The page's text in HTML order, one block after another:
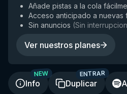
Añade pistas a la cola
Acceso anticipado a nuevas
Sin anuncios (Sin
Ver nuestros planes
Info
NEW
Duplicar
ENTRAR